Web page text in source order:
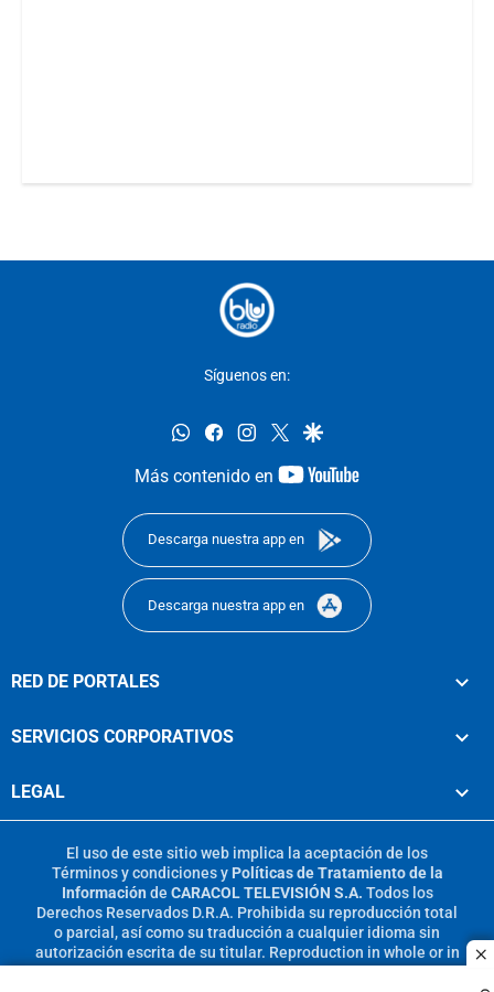
Síguenos en:
whatsappfacebookinstagram
twittergoogle
Más contenido en
youtube-
Descarga nuestra app en
Descarga nuestra app en
RED DE PORTALES
SERVICIOS CORPORATIVOS
LEGAL
El uso de este sitio web implica la aceptación de los
Términos y condicionesy Políticas de Tratamiento de la
Información de CARACOL TELEVISIÓN S.A. Todos los
Derechos Reservados D.R.A. Prohibida su reproducción total
o parcial, así como su traducción a cualquier idioma sin
autorización escrita de su titular. Reproduction in whole or in